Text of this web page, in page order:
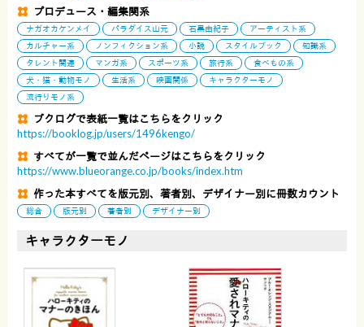
プロデュース・編集関系
ナガオカケンメイ パラダイス山元 石黒由紀子
アーティスト系
カルチャー系
ノンフィクション系 小説 スタイルブック
知識系
タレント関連
マンガ系 スポーツ系 旅行系
食べもの系
犬・猫・動物モノ
生活系 映画関係
キャラクターモノ
流行りモノ系
ブクログで表紙一覧はこちらをクリック
https://booklog.jp/users/1496kengo/
すべてが一覧で並んだページはこちらをクリック
https://www.blueorange.co.jp/books/index.htm
作った本すべてを版元別、著者別、デザイナー別に冊数カウント
総合 版元別 著者別 デザイナー別
キャラクターモノ